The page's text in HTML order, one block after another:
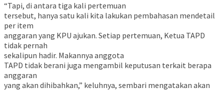
“Tapi, di antara tiga kali pertemuan
tersebut, hanya satu kali kita lakukan pembahasan mendetail
per item
anggaran yang KPU ajukan. Setiap pertemuan, Ketua TAPD
tidak pernah
sekalipun hadir. Makannya anggota
TAPD tidak berani juga mengambil keputusan terkait berapa
anggaran
yang akan dihibahkan,” keluhnya, sembari mengatakan akan